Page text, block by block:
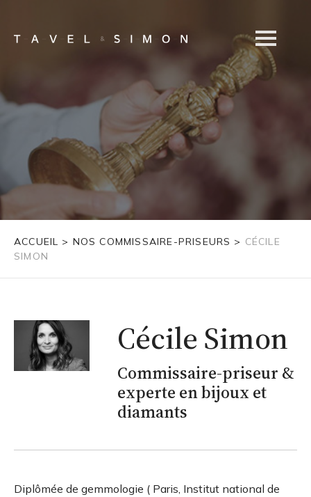
ACCUEIL > NOS COMMISSAIRE-PRISEURS > CÉCILE
SIMON
Cécile Simon
Commissaire-priseur &
experte en bijoux et
diamants
Diplômée de gemmologie ( Paris, Institut national de